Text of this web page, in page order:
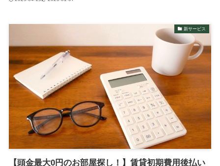
新サービス
【頭金最大0円のお部屋探し！】賃貸初期費用後払い